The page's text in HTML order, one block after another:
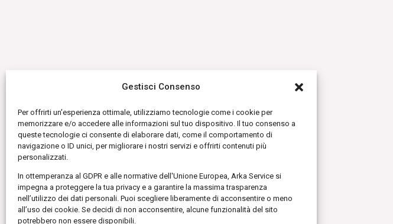
Gestisci Consenso
Per offrirti un'esperienza ottimale, utilizziamo tecnologie come i cookie per
memorizzare e/o accedere alle informazioni sul tuo dispositivo. Il tuo consenso a
queste tecnologie ci consente di elaborare dati, come il comportamento di
navigazione o ID unici, per migliorare i nostri servizi e offrirti contenuti più
personalizzati.
In ottemperanza al GDPR e alle normative dell'Unione Europea, Arka Service si
impegna a proteggere la tua privacy e a garantire la massima trasparenza
nell’utilizzo dei dati personali. Puoi scegliere liberamente di acconsentire o meno
all’uso dei cookie. Se decidi di non acconsentire, alcune funzionalità del sito
potrebbero non essere disponibili.